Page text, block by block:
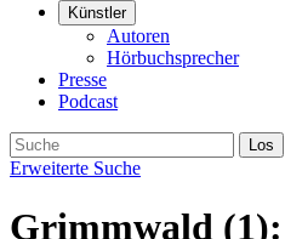
Künstler
Autoren
Hörbuchsprecher
Presse
Podcast
Erweiterte Suche
Grimmwald (1):